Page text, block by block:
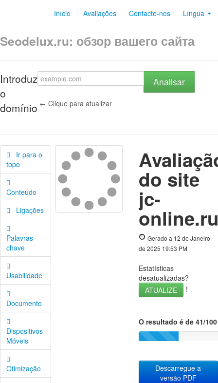
Início Avaliações Contacte-nos Língua
Seodelux.ru: обзор вашего сайта
Introduza
o
domínio
Analisar
← Clique para atualizar
Ir para o
topo
Conteúdo
Ligações
Palavras-
chave
Usabilidade
Documento
Dispositivos
Móveis
Otimização
do site
jc-
Gerado a 12 de Janeiro
de 2025 19:53 PM
Estatísticas
desatualizadas?
ATUALIZE
!
O resultado é de 41/100
Descarregue a
versão PDF